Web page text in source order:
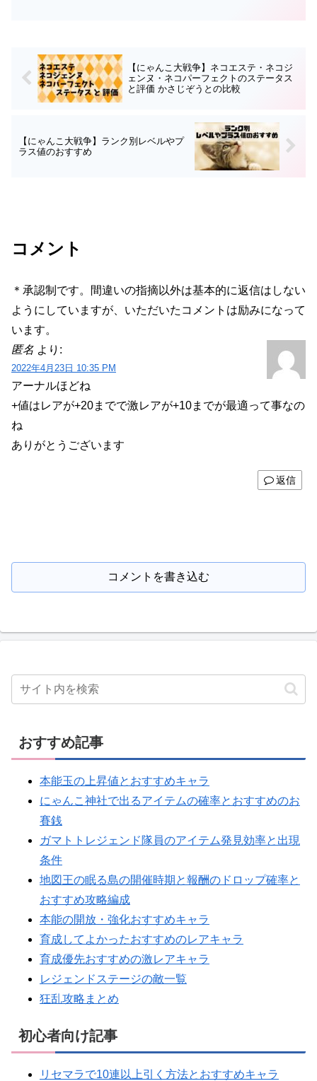
【にゃんこ大戦争】ネコエステ・ネコジ
ェンヌ・ネコパーフェクトのステータス
と評価 かさじぞうとの比較
【にゃんこ大戦争】ランク別レベルやプ
ラス値のおすすめ
コメント
＊承認制です。間違いの指摘以外は基本的に返信はしない
ようにしていますが、いただいたコメントは励みになって
います。
匿名 より:
2022年4月23日 10:35 PM
アーナルほどね
+値はレアが+20までで激レアが+10までが最適って事なの
ね
ありがとうございます
返信
コメントを書き込む
おすすめ記事
本能玉の上昇値とおすすめキャラ
にゃんこ神社で出るアイテムの確率とおすすめのお
賽銭
ガマトトレジェンド隊員のアイテム発見効率と出現
条件
地図王の眠る島の開催時期と報酬のドロップ確率と
おすすめ攻略編成
本能の開放・強化おすすめキャラ
育成してよかったおすすめのレアキャラ
育成優先おすすめの激レアキャラ
レジェンドステージの敵一覧
狂乱攻略まとめ
初心者向け記事
リセマラで10連以上引く方法とおすすめキャラ